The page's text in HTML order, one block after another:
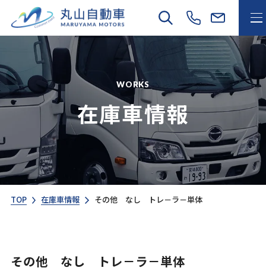
WORKS
在庫車情報
TOP 在庫車情報 その他 なし トレ－ラ－単体
その他 なし トレ－ラ－単体